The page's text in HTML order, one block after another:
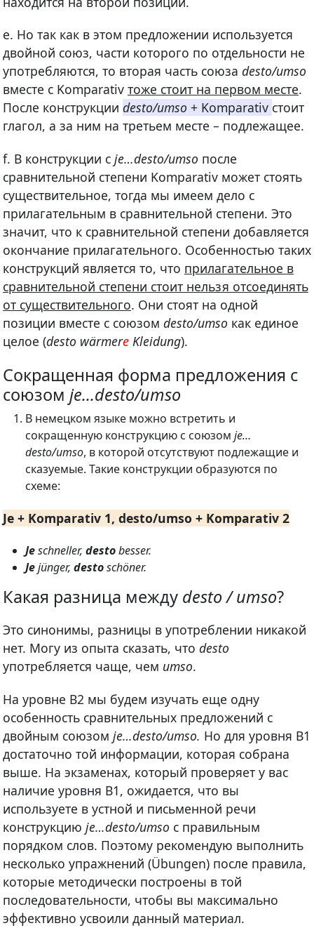
e. Но так как в этом предложении используется
двойной союз, части которого по отдельности не
употребляются, то вторая часть союза desto/umso
вместе с Komparativ тоже стоит на первом месте.
После конструкции desto/umso + Komparativ стоит
глагол, а за ним на третьем месте – подлежащее.
f. В конструкции с je…desto/umso после
сравнительной степени Komparativ может стоять
существительное, тогда мы имеем дело с
прилагательным в сравнительной степени. Это
значит, что к сравнительной степени добавляется
окончание прилагательного. Особенностью таких
конструкций является то, что прилагательное в
сравнительной степени стоит нельзя отсоединять
от существительного. Они стоят на одной
позиции вместе с союзом desto/umso как единое
целое (desto wärmere Kleidung).
Сокращенная форма предложения с
союзом je…desto/umso
В немецком языке можно встретить и
сокращенную конструкцию с союзом je…
desto/umso, в которой отсутствуют подлежащие и
сказуемые. Такие конструкции образуются по
схеме:
Je + Komparativ 1, desto/umso + Komparativ 2
Jeschneller, destobesser.
Jejünger, destoschöner.
Какая разница между desto / umso?
Это синонимы, разницы в употреблении никакой
нет. Могу из опыта сказать, что desto
употребляется чаще, чем umso.
На уровне В2 мы будем изучать еще одну
особенность сравнительных предложений с
двойным союзом je…desto/umso. Но для уровня В1
достаточно той информации, которая собрана
выше. На экзаменах, который проверяет у вас
наличие уровня В1, ожидается, что вы
используете в устной и письменной речи
конструкцию je…desto/umso с правильным
порядком слов. Поэтому рекомендую выполнить
несколько упражнений (Übungen) после правила,
которые методически построены в той
последовательности, чтобы вы максимально
эффективно усвоили данный материал.